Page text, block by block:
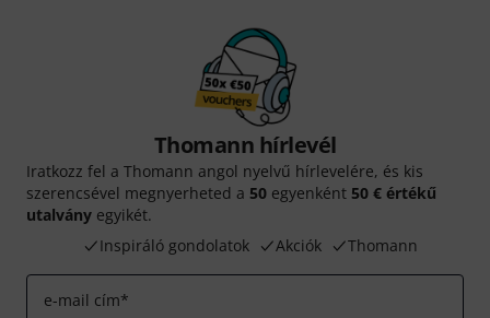
Thomann hírlevél
Iratkozz fel a Thomann angol nyelvű hírlevelére, és kis
szerencsével megnyerheted a 50 egyenként 50 € értékű
utalvány egyikét.
Inspiráló gondolatok
Akciók Thomann
e-mail cím*